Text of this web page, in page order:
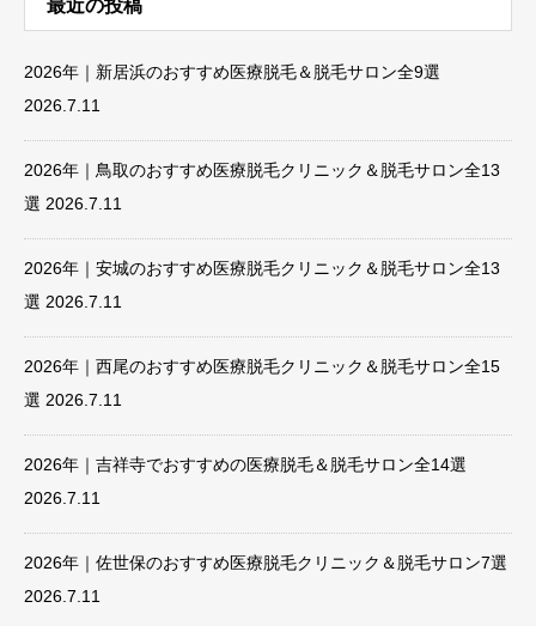
最近の投稿
2026年｜新居浜のおすすめ医療脱毛＆脱毛サロン全9選
2026.7.11
2026年｜鳥取のおすすめ医療脱毛クリニック＆脱毛サロン全13
選 2026.7.11
2026年｜安城のおすすめ医療脱毛クリニック＆脱毛サロン全13
選 2026.7.11
2026年｜西尾のおすすめ医療脱毛クリニック＆脱毛サロン全15
選 2026.7.11
2026年｜吉祥寺でおすすめの医療脱毛＆脱毛サロン全14選
2026.7.11
2026年｜佐世保のおすすめ医療脱毛クリニック＆脱毛サロン7選
2026.7.11